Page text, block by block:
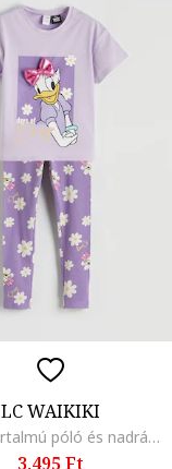
LC WAIKIKI
Pamuttartalmú póló és nadrág szett - 2 részes, Halványlila
3.495 Ft